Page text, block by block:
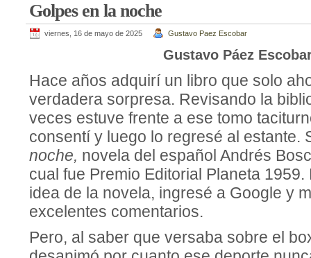
Golpes en la noche
viernes, 16 de mayo de 2025 Gustavo Paez Escobar
Gustavo Páez
Hace años adquirí un libro que solo
verdadera sorpresa. Revisando la
veces estuve frente a ese tomo
consentí y luego lo regresé al estante.
noche, novela del español Andrés
cual fue Premio Editorial Planeta
idea de la novela, ingresé a Google y
excelentes comentarios.
Pero, al saber que versaba sobre el